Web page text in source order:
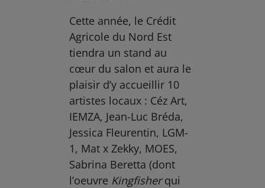
Cette année, le Crédit
Agricole du Nord Est
tiendra un stand au
cœur du salon et aura le
plaisir d’y accueillir 10
artistes locaux : Céz Art,
IEMZA, Jean-Luc Bréda,
Jessica Fleurentin, LGM-
1, Mat x Zekky, MOES,
Sabrina Beretta (dont
l’oeuvre Kingfisherqui